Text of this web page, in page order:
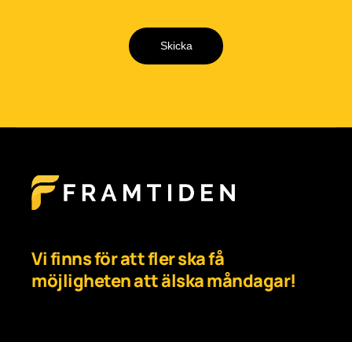
Skicka
Vi finns för att fler ska få
möjligheten att älska måndagar!